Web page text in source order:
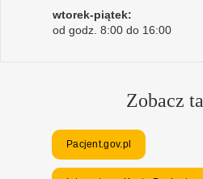
wtorek-piątek:
od godz. 8:00 do 16:00
Zobacz
Pacjent.gov.pl